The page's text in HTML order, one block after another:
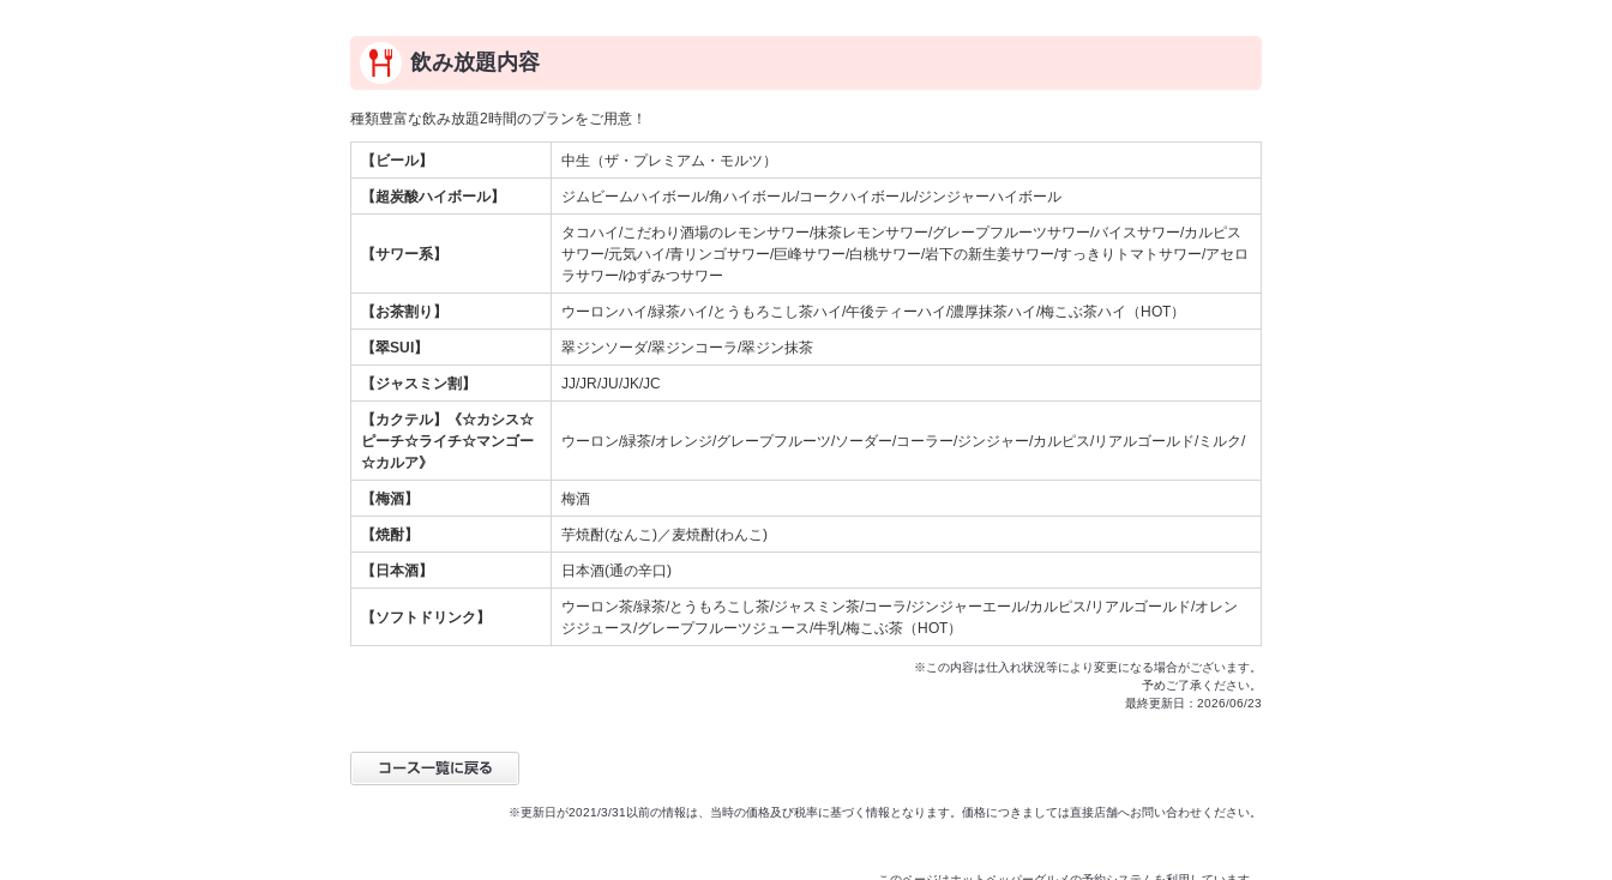
飲み放題内容
種類豊富な飲み放題2時間のプランをご用意！
【ビール】 中生（ザ・プレミアム・モルツ）
【超炭酸ハイボール】 ジムビームハイボール/角ハイボール/コークハイボール/ジンジャーハイボール
【サワー系】
タコハイ/こだわり酒場のレモンサワー/抹茶レモンサワー/グレープフルーツサワー/バイスサワー/カルピス
サワー/元気ハイ/青リンゴサワー/巨峰サワー/白桃サワー/岩下の新生姜サワー/すっきりトマトサワー/アセロ
ラサワー/ゆずみつサワー
【お茶割り】 ウーロンハイ/緑茶ハイ/とうもろこし茶ハイ/午後ティーハイ/濃厚抹茶ハイ/梅こぶ茶ハイ（HOT）
【翠SUI】 翠ジンソーダ/翠ジンコーラ/翠ジン抹茶
【ジャスミン割】 JJ/JR/JU/JK/JC
【カクテル】《☆カシス☆
ピーチ☆ライチ☆マンゴー
☆カルア》
ウーロン/緑茶/オレンジ/グレープフルーツ/ソーダー/コーラー/ジンジャー/カルピス/リアルゴールド/ミルク/
【梅酒】 梅酒
【焼酎】 芋焼酎(なんこ)／麦焼酎(わんこ)
【日本酒】 日本酒(通の辛口)
【ソフトドリンク】
ウーロン茶/緑茶/とうもろこし茶/ジャスミン茶/コーラ/ジンジャーエール/カルピス/リアルゴールド/オレン
ジジュース/グレープフルーツジュース/牛乳/梅こぶ茶（HOT）
※この内容は仕入れ状況等により変更になる場合がございます。
予めご了承ください。
最終更新日：2026/06/23
※更新日が2021/3/31以前の情報は、当時の価格及び税率に基づく情報となります。価格につきましては直接店舗へお問い合わせください。